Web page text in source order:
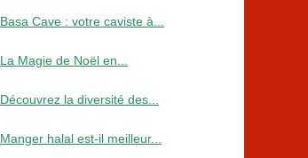
Basa Cave : votre caviste à...
La Magie de Noël en...
Découvrez la diversité des...
Manger halal est-il meilleur...